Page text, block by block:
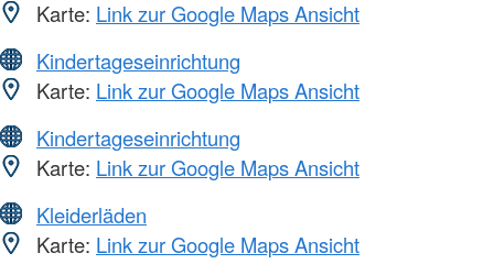
Karte: Link zur Google Maps Ansicht
Kindertageseinrichtung
Karte: Link zur Google Maps Ansicht
Kindertageseinrichtung
Karte: Link zur Google Maps Ansicht
Kleiderläden
Karte: Link zur Google Maps Ansicht